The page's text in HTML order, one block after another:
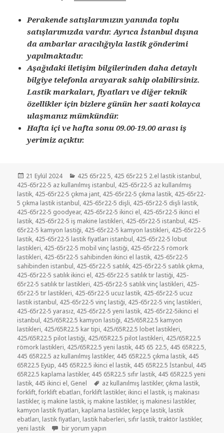
Perakende satışlarımızın yanında toplu
satışlarımızda vardır. Ayrıca İstanbul dışına
da ambarlar aracılığıyla lastik gönderimi
yapılmaktadır.
Aşağıdaki iletişim bilgilerinden daha detaylı
bilgiye telefonla arayarak sahip olabilirsiniz.
Lastik markaları, fiyatları ve diğer teknik
özellikler için bizlere günün her saati kolayca
ulaşmanız mümkündür.
Hafta içi ve hafta sonu 09.00-19.00 arası iş
yerimiz açıktır.
Yayın
tarihi
21 Eylül 2024 Kategoriler
425 65r22 5, 425 65r22 5 2.el lastik istanbul,
425-65r22-5 az kullanılmış istanbul, 425-65r22-5 az kullanılmış
lastik, 425-65r22-5 çıkma jant, 425-65r22-5 çıkma lastik, 425-65r22-
5 çıkma lastik istanbul, 425-65r22-5 dişli, 425-65r22-5 dişli lastik,
425-65r22-5 goodyear, 425-65r22-5 ikinci el, 425-65r22-5 ikinci el
lastik, 425-65r22-5 iş makine lastikleri, 425-65r22-5 istanbul, 425-
65r22-5 kamyon lastiği, 425-65r22-5 kamyon lastikleri, 425-65r22-5
lastik, 425-65r22-5 lastik fiyatları istanbul, 425-65r22-5 lobut
lastikleri, 425-65r22-5 mobil vinç lastiği, 425-65r22-5 römork
lastikleri, 425-65r22-5 sahibinden ikinci el lastik, 425-65r22-5
sahibinden istanbul, 425-65r22-5 satılık, 425-65r22-5 satılık çıkma,
425-65r22-5 satılık ikinci el, 425-65r22-5 satılık tır lastiği, 425-
65r22-5 satılık tır lastikleri, 425-65r22-5 satılık vinç lastikleri, 425-
65r22-5 tır lastikleri, 425-65r22-5 ucuz lastik, 425-65r22-5 ucuz
lastik istanbul, 425-65r22-5 vinç lastiği, 425-65r22-5 vinç lastikleri,
425-65r22-5 yarasız, 425-65r22-5 yeni lastik, 425-65r22-5ikinci el
istanbul, 425/65R22.5 kamyon lastiği, 425/65R22.5 kamyon
lastikleri, 425/65R22.5 kar tipi, 425/65R22.5 lobet lastikleri,
425/65R22.5 pilot lastiği, 425/65R22.5 pilot lastikleri, 425/65R22.5
römork lastikleri, 425/65R22.5 yeni lastik, 445 65 22.5, 445 65R22.5,
445 65R22.5 az kullanılmış lastikler, 445 65R22.5 çıkma lastik, 445
65R22.5 Eyüp, 445 65R22.5 ikinci el lastik, 445 65R22.5 İstanbul, 445
65R22.5 kaplama lastikler, 445 65R22.5 sıfır lastik, 445 65R22.5 yeni
lastik, 445 ikinci el, Genel Etiketler
az kullanılmış lastikler, çıkma lastik,
forklift,forklift ebatları,forklift lastikler, ikinci el lastik, iş makinası
lastikler, iş makine lastik, iş makine lastikler, iş makinesi lastikler,
kamyon lastik fiyatları, kaplama lastikler, kepçe lastik, lastik
ebatları, lastik fiyatları, lastik haberleri, sıfır lastik,traktör lastikler,
yeni lastik
445 65 22.5 DOLGU FORKLİFT İKİNCİ EL LASTİK için
bir yorum yapın